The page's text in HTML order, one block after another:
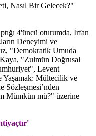
Nasıl Bir Gelecek?"
4'üncü oturumda, İrfan
Deneyimi ve
"Demokratik Umuda
"Zulmün Doğrusal
Levent
Yaşamak: Mültecilik ve
Sözleşmesi’nden
Mümkün mü?" üzerine